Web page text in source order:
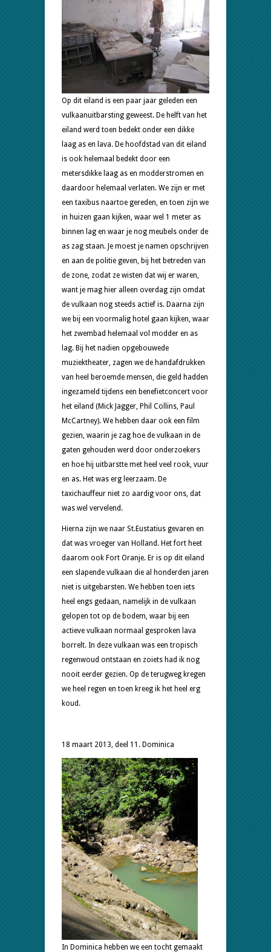
Op dit eiland is een paar jaar geleden een
vulkaanuitbarsting geweest. De helft van het
eiland werd toen bedekt onder een dikke
laag as en lava. De hoofdstad van dit eiland
is ook helemaal bedekt door een
metersdikke laag as en modderstromen en
daardoor helemaal verlaten. We zijn er met
een taxibus naartoe gereden, en toen zijn we
in huizen gaan kijken, waar wel 1 meter as
binnen lag en waar je nog meubels onder de
as zag staan. Je moest je namen opschrijven
en aan de politie geven, bij het betreden van
de zone, zodat ze wisten dat wij er waren,
want je mag hier alleen overdag zijn omdat
de vulkaan nog steeds actief is. Daarna zijn
we bij een voormalig hotel gaan kijken, waar
het zwembad helemaal vol modder en as
lag. Bij het nadien opgebouwede
muziektheater, zagen we de handafdrukken
van heel beroemde mensen, die geld hadden
ingezameld tijdens een benefietconcert voor
het eiland (Mick Jagger, Phil Collins, Paul
McCartney). We hebben daar ook een film
gezien, waarin je zag hoe de vulkaan in de
gaten gehouden werd door onderzoekers
en hoe hij uitbarstte met heel veel rook, vuur
en as. Het was erg leerzaam. De
taxichauffeur niet zo aardig voor ons, dat
was wel vervelend.
Hierna zijn we naar St.Eustatius gevaren en
dat was vroeger van Holland. Het fort heet
daarom ook Fort Oranje. Er is op dit eiland
een slapende vulkaan die al honderden jaren
niet is uitgebarsten. We hebben toen iets
heel engs gedaan, namelijk in de vulkaan
gelopen tot op de bodem, waar bij een
actieve vulkaan normaal gesproken lava
borrelt. In deze vulkaan was een tropisch
regenwoud ontstaan en zoiets had ik nog
nooit eerder gezien. Op de terugweg kregen
we heel regen en toen kreeg ik het heel erg
koud.
18 maart 2013, deel 11. Dominica
In Dominica hebben we een tocht gemaakt